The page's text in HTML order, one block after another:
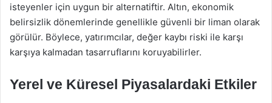
isteyenler için uygun bir alternatiftir. Altın, ekonomik
belirsizlik dönemlerinde genellikle güvenli bir liman olarak
görülür. Böylece, yatırımcılar, değer kaybı riski ile karşı
karşıya kalmadan tasarruflarını koruyabilirler.
Yerel ve Küresel Piyasalardaki Etkiler